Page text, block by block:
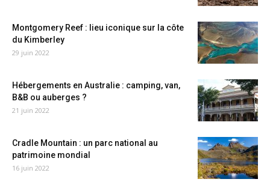
Montgomery Reef : lieu iconique sur la côte
du Kimberley
29 juin 2022
Hébergements en Australie : camping, van,
B&B ou auberges ?
21 juin 2022
Cradle Mountain : un parc national au
patrimoine mondial
16 juin 2022